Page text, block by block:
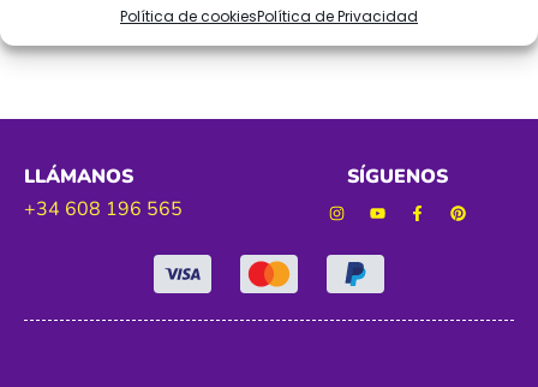
Política de cookiesPolítica de Privacidad
LLÁMANOS
+34 608 196 565
SÍGUENOS